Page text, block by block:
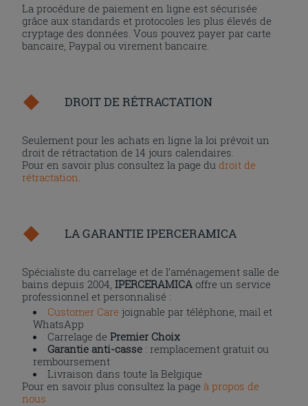
La procédure de paiement en ligne est sécurisée
grâce aux standards et protocoles les plus élevés de
cryptage des données. Vous pouvez payer par carte
bancaire, Paypal ou virement bancaire.
DROIT DE RÉTRACTATION
Seulement pour les achats en ligne la loi prévoit un
droit de rétractation de 14 jours calendaires.
Pour en savoir plus consultez la page dudroit de
rétractation
LA GARANTIE IPERCERAMICA
Spécialiste du carrelage et de l’aménagement salle de
bains depuis 2004,IPERCERAMICA offre un service
professionnel et personnalisé :
Customer Care joignable par téléphone, mail et
WhatsApp
Carrelage dePremier Choix
Garantie anti-casse : remplacement gratuit ou
remboursement
Livraison dans toute la Belgique
Pour en savoir plus consultez la page à propos de
nous